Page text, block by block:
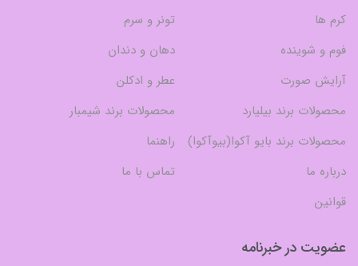
کرم ها
تونر و سرم
فوم و شوینده
دهان و دندان
آرایش صورت
عطر و ادکلن
محصولات برند بیلیارد
محصولات برند شیمبار
محصولات برند بایو آکوا(بیوآکوا)
راهنما
درباره ما
تماس با ما
قوانین
عضویت در خبرنامه